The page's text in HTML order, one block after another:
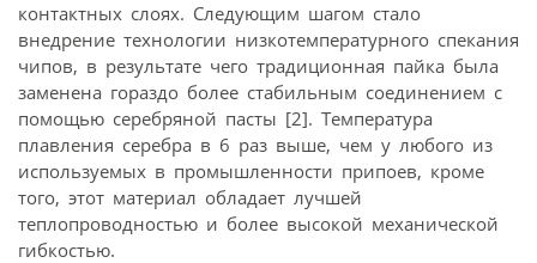
контактных слоях. Следующим шагом стало
внедрение технологии низкотемпературного спекания
чипов, в результате чего традиционная пайка была
заменена гораздо более стабильным соединением с
помощью серебряной пасты [2]. Температура
плавления серебра в 6 раз выше, чем у любого из
используемых в промышленности припоев, кроме
того, этот материал обладает лучшей
теплопроводностью и более высокой механической
гибкостью.